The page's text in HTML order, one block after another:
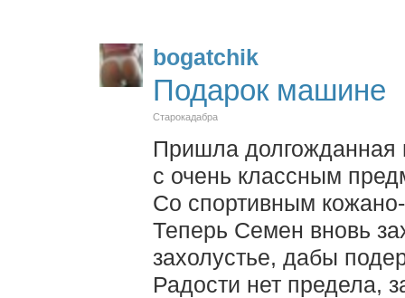
bogatchik
Подарок машине
Старокадабра
Пришла
с очень классным
Со спортивным
Теперь Семен вновь
захолустье, дабы
Радости нет предела,